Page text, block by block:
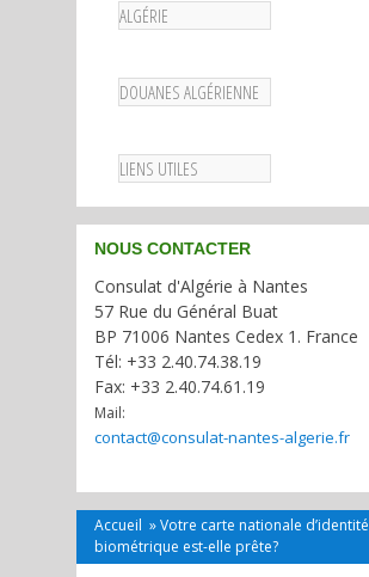
ALGÉRIE
DOUANES ALGÉRIENNE
LIENS UTILES
NOUS CONTACTER
Consulat d'Algérie à Nantes
57 Rue du Général Buat
BP 71006 Nantes Cedex 1. France
Tél: +33 2.40.74.38.19
Fax: +33 2.40.74.61.19
Mail:
contact@consulat-nantes-algerie.fr
Accueil »Votre carte nationale d’identité
biométrique est-elle prête?